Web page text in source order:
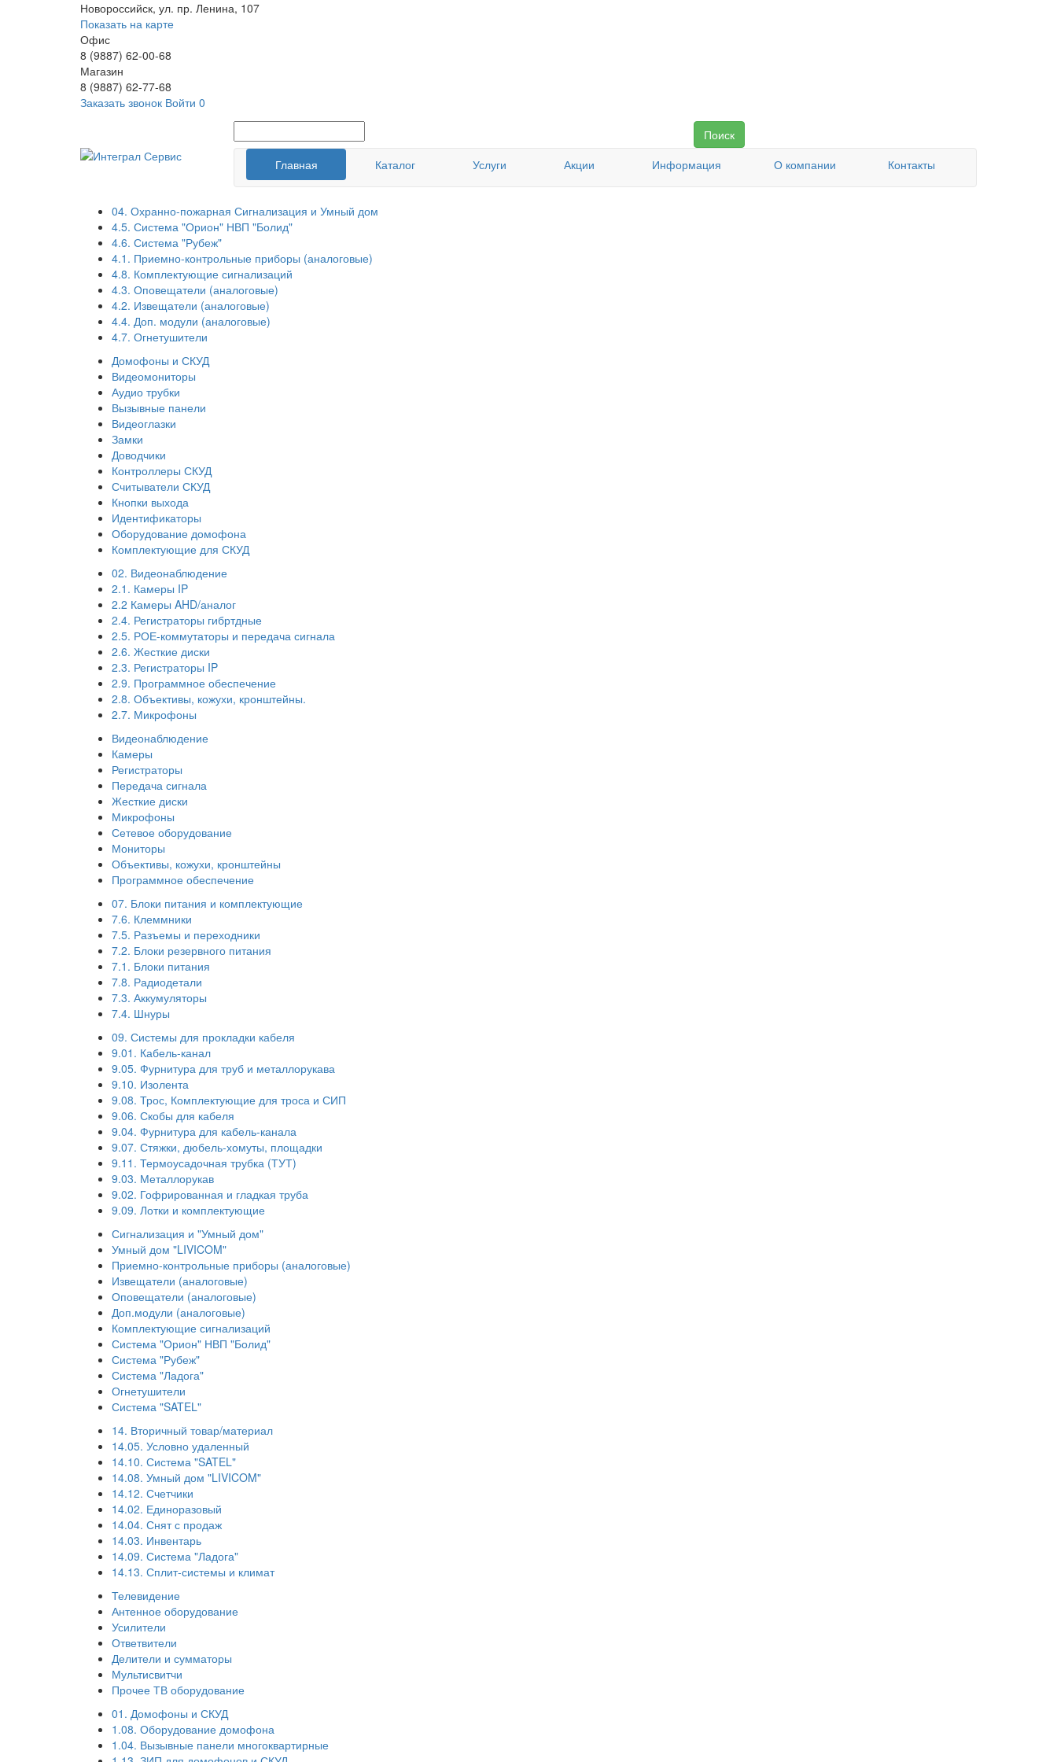
Новороссийск, ул. пр. Ленина, 107
Показать на карте
Офис
8 (9887) 62-00-68
Магазин
8 (9887) 62-77-68
Заказать звонок Войти 0
Поиск
Главная
Каталог Услуги Акции Информация О компании Контакты
04. Охранно-пожарная Сигнализация и Умный дом
4.5. Система "Орион" НВП "Болид"
4.6. Система "Рубеж"
4.1. Приемно-контрольные приборы (аналоговые)
4.8. Комплектующие сигнализаций
4.3. Оповещатели (аналоговые)
4.2. Извещатели (аналоговые)
4.4. Доп. модули (аналоговые)
4.7. Огнетушители
Домофоны и СКУД
Видеомониторы
Аудио трубки
Вызывные панели
Видеоглазки
Замки
Доводчики
Контроллеры СКУД
Считыватели СКУД
Кнопки выхода
Идентификаторы
Оборудование домофона
Комплектующие для СКУД
02. Видеонаблюдение
2.1. Камеры IP
2.2 Камеры AHD/аналог
2.4. Регистраторы гибртдные
2.5. РОЕ-коммутаторы и передача сигнала
2.6. Жесткие диски
2.3. Регистраторы IP
2.9. Программное обеспечение
2.8. Объективы, кожухи, кронштейны.
2.7. Микрофоны
Видеонаблюдение
Камеры
Регистраторы
Передача сигнала
Жесткие диски
Микрофоны
Сетевое оборудование
Мониторы
Объективы, кожухи, кронштейны
Программное обеспечение
07. Блоки питания и комплектующие
7.6. Клеммники
7.5. Разъемы и переходники
7.2. Блоки резервного питания
7.1. Блоки питания
7.8. Радиодетали
7.3. Аккумуляторы
7.4. Шнуры
09. Системы для прокладки кабеля
9.01. Кабель-канал
9.05. Фурнитура для труб и металлорукава
9.10. Изолента
9.08. Трос, Комплектующие для троса и СИП
9.06. Скобы для кабеля
9.04. Фурнитура для кабель-канала
9.07. Стяжки, дюбель-хомуты, площадки
9.11. Термоусадочная трубка (ТУТ)
9.03. Металлорукав
9.02. Гофрированная и гладкая труба
9.09. Лотки и комплектующие
Сигнализация и "Умный дом"
Умный дом "LIVICOM"
Приемно-контрольные приборы (аналоговые)
Извещатели (аналоговые)
Оповещатели (аналоговые)
Доп.модули (аналоговые)
Комплектующие сигнализаций
Система "Орион" НВП "Болид"
Система "Рубеж"
Система "Ладога"
Огнетушители
Система "SATEL"
14. Вторичный товар/материал
14.05. Условно удаленный
14.10. Система "SATEL"
14.08. Умный дом "LIVICOM"
14.12. Счетчики
14.02. Единоразовый
14.04. Снят с продаж
14.03. Инвентарь
14.09. Система "Ладога"
14.13. Сплит-системы и климат
Телевидение
Антенное оборудование
Усилители
Ответвители
Делители и сумматоры
Мультисвитчи
Прочее ТВ оборудование
01. Домофоны и СКУД
1.08. Оборудование домофона
1.04. Вызывные панели многоквартирные